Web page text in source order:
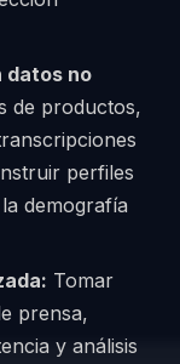
datos no
de productos,
perfiles
demografía
Tomar
prensa,
y análisis